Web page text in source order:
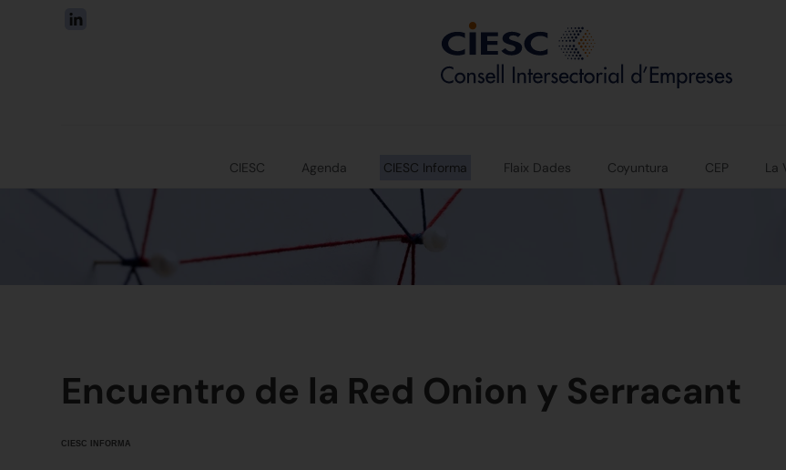
CIESC Agenda CIESC Informa Flaix Dades Coyuntura CEP La
Encuentro de la Red Onion y Serracant
CIESC INFORMA